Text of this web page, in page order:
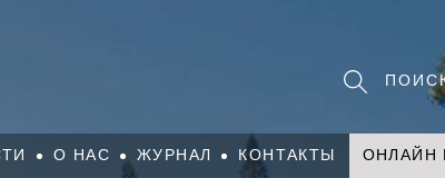
О НАС ЖУРНАЛ КОНТАКТЫ ОНЛАЙН